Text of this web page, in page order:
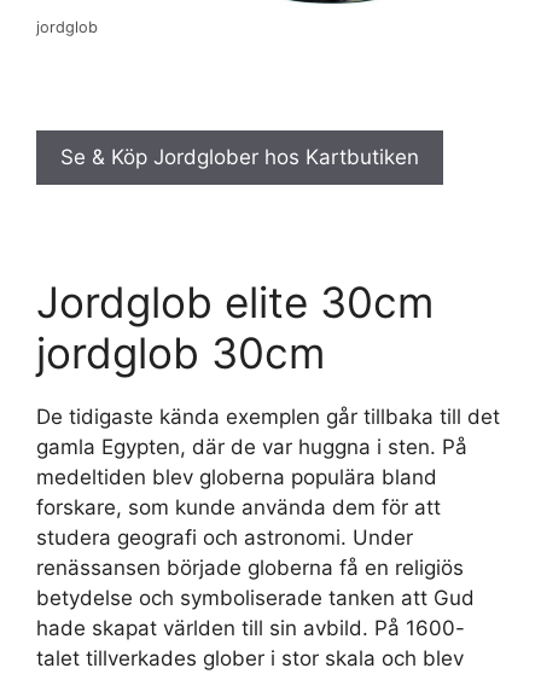
jordglob
Se & Köp Jordglober hos Kartbutiken
Jordglob elite 30cm
jordglob 30cm
De tidigaste kända exemplen går tillbaka till det
gamla Egypten, där de var huggna i sten. På
medeltiden blev globerna populära bland
forskare, som kunde använda dem för att
studera geografi och astronomi. Under
renässansen började globerna få en religiös
betydelse och symboliserade tanken att Gud
hade skapat världen till sin avbild. På 1600-
talet tillverkades glober i stor skala och blev